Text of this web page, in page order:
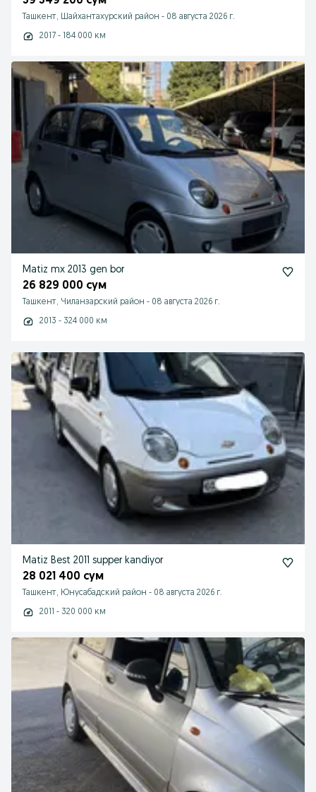
Ташкент, Шайхантахурский район - 08 августа 2026 г.
2017 - 184 000 км
Matiz mx 2013 gen bor
26 829 000 сум
Ташкент, Чиланзарский район - 08 августа 2026 г.
2013 - 324 000 км
Matiz Best 2011 supper kandiyor
28 021 400 сум
Ташкент, Юнусабадский район - 08 августа 2026 г.
2011 - 320 000 км